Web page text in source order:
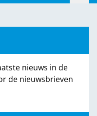
nieuws in de
de nieuwsbrieven